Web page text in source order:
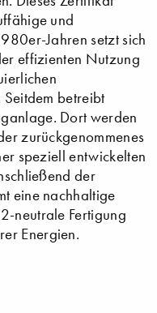
und
Jahren setzt sich
effizienten Nutzung
betreibt
Dort werden
zurückgenommenes
speziell entwickelten
der
eine nachhaltige
neutrale Fertigung
Energien.